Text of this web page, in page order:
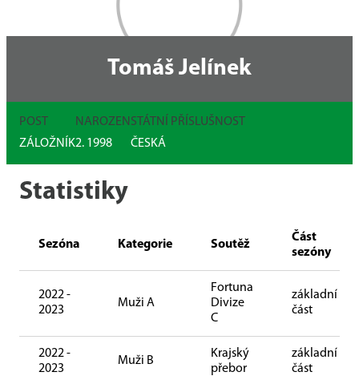
Tomáš Jelínek
POST
ZÁLOŽNÍK
NAROZEN
2. 1998
STÁTNÍ PŘÍSLUŠNOST
ČESKÁ
Statistiky
Sezóna Kategorie Soutěž
Část
sezóny
2022 -
2023
Muži A
Fortuna
Divize
C
základní
část
2022 -
2023
Muži B
Krajský
přebor
základní
část